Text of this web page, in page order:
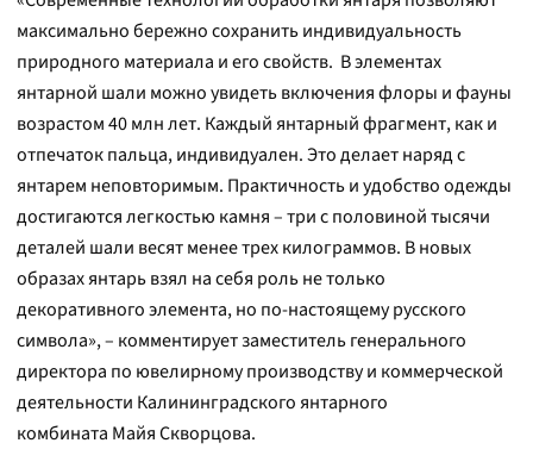
максимально бережно сохранить индивидуальность
природного материала и его свойств. В элементах
янтарной шали можно увидеть включения флоры и фауны
возрастом 40 млн лет. Каждый янтарный фрагмент, как и
отпечаток пальца, индивидуален. Это делает наряд с
янтарем неповторимым. Практичность и удобство одежды
достигаются легкостью камня – три с половиной тысячи
деталей шали весят менее трех килограммов. В новых
образах янтарь взял на себя роль не только
декоративного элемента, но по-настоящему русского
символа», – комментирует заместитель генерального
директора по ювелирному производству и коммерческой
деятельности Калининградского янтарного
комбината Майя Скворцова.